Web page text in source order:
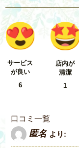
サービス
が良い
6
店内が
清潔
1
口コミ一覧
匿名 より: